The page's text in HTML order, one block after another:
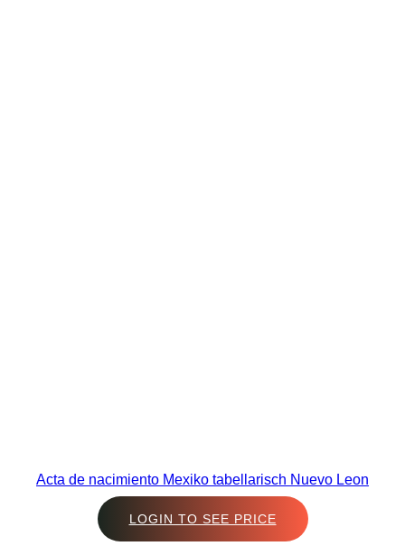
Acta de nacimiento Mexiko tabellarisch Nuevo Leon
LOGIN TO SEE PRICE